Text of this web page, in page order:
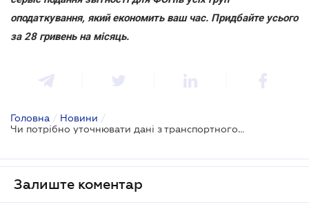
оподаткування, який економить ваш час. Придбайте усього
за 28 гривень на місяць.
Головна / Новини /
Чи потрібно уточнювати дані з транспортного податку у разі перереєстрації автомобіля
Залиште коментар